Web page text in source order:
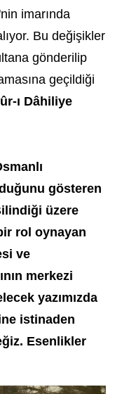
imarında
Bu değişikler
gönderilip
geçildiği
ı Dâhiliye
gösteren
üzere
rol oynayan
ve
merkezi
yazımızda
istinaden
Esenlikler